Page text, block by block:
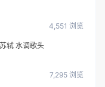
4,551 浏览
杜灼山书法篆书作品：苏轼 水调歌头
7,295 浏览